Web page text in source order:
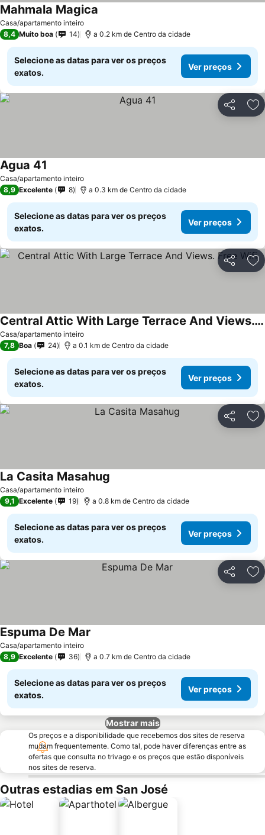
Casa/apartamento inteiro
Mahmala Magica
8,4 Muito boa 14 a 0.2 km de Centro da cidade
Selecione as datas para ver os preços
exatos.
Ver preços
Partilhar
Casa/apartamento inteiro
Agua 41
8,9 Excelente 8 a 0.3 km de Centro da cidade
Selecione as datas para ver os preços
exatos.
Ver preços
Partilhar
Casa/apartamento inteiro
Central Attic With Large Terrace And Views. Free Wifi
7,8 Boa 24 a 0.1 km de Centro da cidade
Selecione as datas para ver os preços
exatos.
Ver preços
Partilhar
Casa/apartamento inteiro
La Casita Masahug
9,1 Excelente 19 a 0.8 km de Centro da cidade
Selecione as datas para ver os preços
exatos.
Ver preços
Partilhar
Casa/apartamento inteiro
Espuma De Mar
8,9 Excelente 36 a 0.7 km de Centro da cidade
Selecione as datas para ver os preços
exatos.
Ver preços
Mostrar mais
Os preços e a disponibilidade que recebemos dos sites de reserva
mudam frequentemente. Como tal, pode haver diferenças entre as
ofertas que consulta no trivago e os preços que estão disponíveis
nos sites de reserva.
Outras estadias em San José